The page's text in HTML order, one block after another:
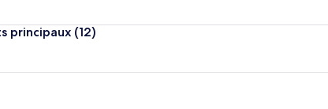
principaux (12)